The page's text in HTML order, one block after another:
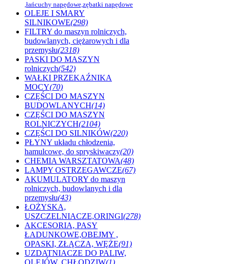
,łańcuchy napędowe,zębatki napędowe
OLEJE I SMARY
SILNIKOWE(298)
FILTRY do maszyn rolniczych,
budowlanych, ciężarowych i dla
przemysłu(2318)
PASKI DO MASZYN
rolniczych(542)
WAŁKI PRZEKAŹNIKA
MOCY(70)
CZĘŚCI DO MASZYN
BUDOWLANYCH(14)
CZĘŚCI DO MASZYN
ROLNICZYCH(2104)
CZĘŚCI DO SILNIKÓW(220)
PŁYNY układu chłodzenia,
hamulcowe, do spryskiwaczy(20)
CHEMIA WARSZTATOWA(48)
LAMPY OSTRZEGAWCZE(67)
AKUMULATORY do maszyn
rolniczych, budowlanych i dla
przemysłu(43)
ŁOŻYSKA,
USZCZELNIACZE,ORINGI(278)
AKCESORIA, PASY
ŁADUNKOWE,OBEJMY ,
OPASKI, ZŁĄCZA, WĘŻE(91)
UZDATNIACZE DO PALIW,
OLEJÓW, CHŁODZIW(1)